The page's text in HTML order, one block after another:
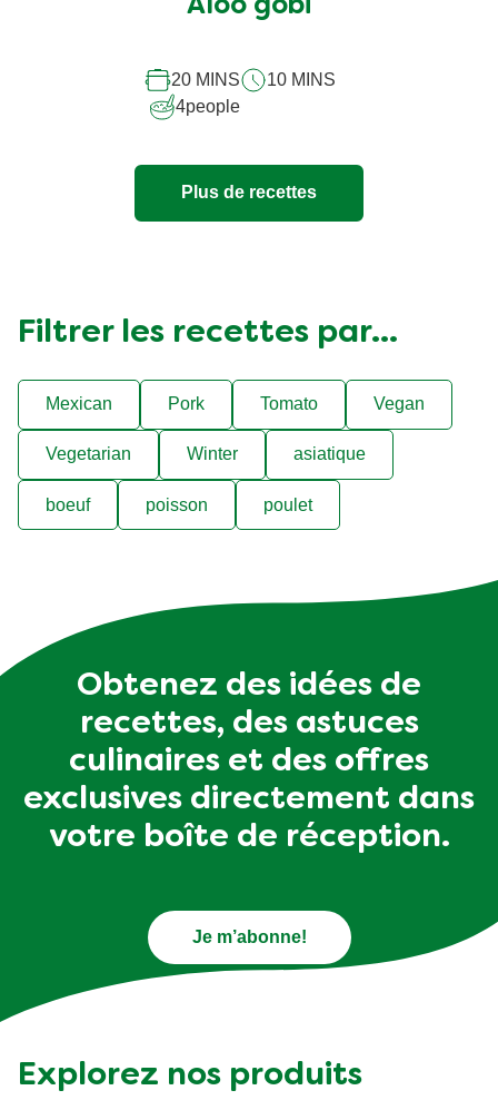
recipe
Aloo gobi
20 MINS
10 MINS
4people
Plus de recettes
Filtrer les recettes par...
Mexican Pork Tomato Vegan
Vegetarian Winter asiatique
boeuf poisson poulet
Obtenez des idées de
recettes, des astuces
culinaires et des offres
exclusives directement dans
votre boîte de réception.
Je m’abonne!
Explorez nos produits